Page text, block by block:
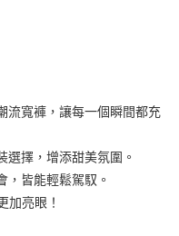
化商業銀行
豐國際商業銀行
中商業銀行
泰商業銀行
東國際商業銀行
流寬褲，讓每一個瞬間都充
選擇，增添甜美氛圍。
，皆能輕鬆駕馭。
加亮眼！